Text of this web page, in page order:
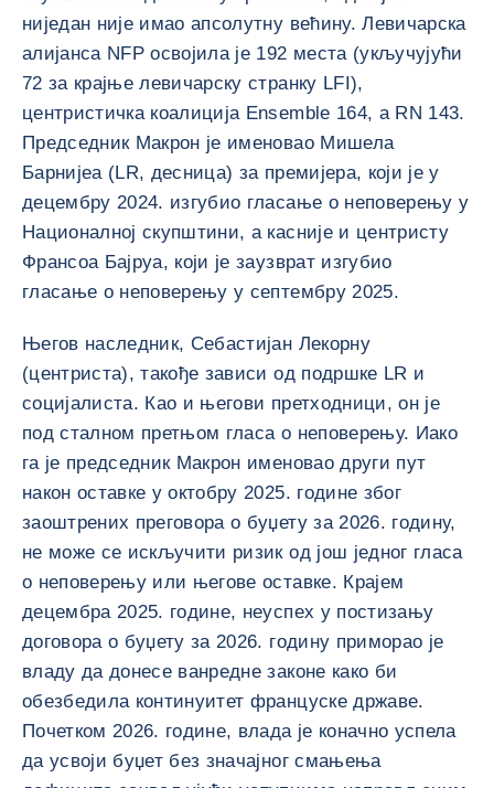
ниједан није имао апсолутну већину. Левичарска
алијанса NFP освојила је 192 места (укључујући
72 за крајње левичарску странку LFI),
центристичка коалиција Ensemble 164, а RN 143.
Председник Макрон је именовао Мишела
Барнијеа (LR, десница) за премијера, који је у
децембру 2024. изгубио гласање о неповерењу у
Националној скупштини, а касније и центристу
Франсоа Бајруа, који је заузврат изгубио
гласање о неповерењу у септембру 2025.
Његов наследник, Себастијан Лекорну
(центриста), такође зависи од подршке LR и
социјалиста. Као и његови претходници, он је
под сталном претњом гласа о неповерењу. Иако
га је председник Макрон именовао други пут
након оставке у октобру 2025. године због
заоштрених преговора о буџету за 2026. годину,
не може се искључити ризик од још једног гласа
о неповерењу или његове оставке. Крајем
децембра 2025. године, неуспех у постизању
договора о буџету за 2026. годину приморао је
владу да донесе ванредне законе како би
обезбедила континуитет француске државе.
Почетком 2026. године, влада је коначно успела
да усвоји буџет без значајног смањења